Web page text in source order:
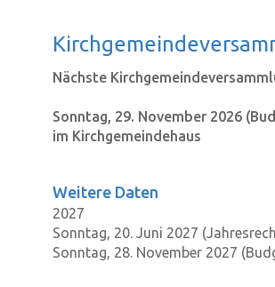
Nächste
Sonntag, 29. November 2026
im Kirchgemeindehaus
Weitere Daten
2027
Sonntag, 20. Juni 2027
Sonntag, 28. November 2027